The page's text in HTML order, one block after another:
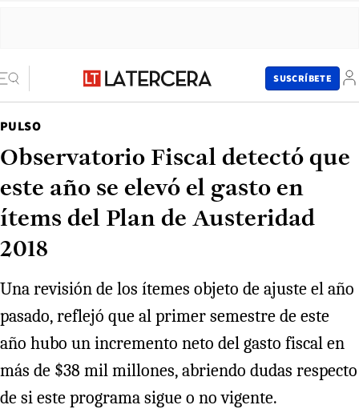
SUSCRÍBETE
PULSO
Observatorio Fiscal detectó que
este año se elevó el gasto en
ítems del Plan de Austeridad
2018
Una revisión de los ítemes objeto de ajuste el año
pasado, reflejó que al primer semestre de este
año hubo un incremento neto del gasto fiscal en
más de $38 mil millones, abriendo dudas respecto
de si este programa sigue o no vigente.